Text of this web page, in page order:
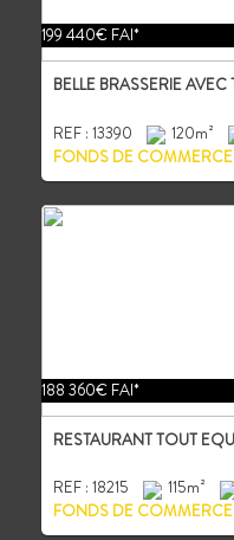
199 440€ FAI*
BELLE BRASSERIE
REF : 13390 120m²
FONDS DE
188 360€ FAI*
RESTAURANT TOUT
REF : 18215 115m²
FONDS DE